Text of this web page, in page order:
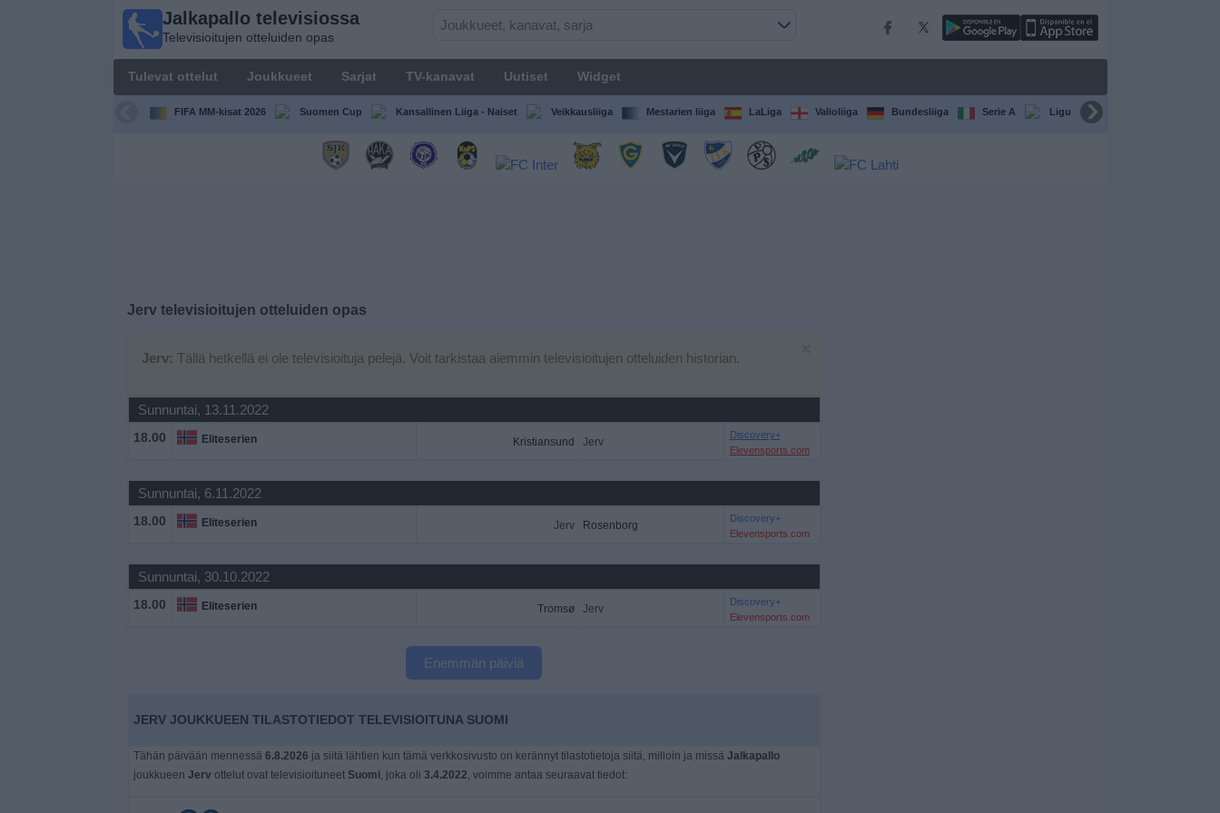
Jalkapallo televisiossa
Televisioitujen otteluiden opas
Tulevat ottelut Joukkueet Sarjat TV-kanavat Uutiset Widget
FIFA MM-kisat 2026 Suomen Cup Kansallinen Liiga - Naiset Veikkausliiga Mestarien liiga LaLiga Valioliiga Bundesliiga Serie A Ligue 1
Jervtelevisioitujen otteluiden opas
Jerv: Tällä hetkellä ei ole televisioituja pelejä. Voit tarkistaa aiemmin televisioitujen otteluiden historian.
Sunnuntai, 13.11.2022
18.00 Eliteserien Kristiansund Jerv
Discovery+
Elevensports.com
Sunnuntai, 6.11.2022
18.00 Eliteserien Jerv Rosenborg
Discovery+
Elevensports.com
Sunnuntai, 30.10.2022
18.00 Eliteserien Tromsø Jerv
Discovery+
Elevensports.com
Enemmän päiviä
JERV JOUKKUEEN TILASTOTIEDOT TELEVISIOITUNA SUOMI
Tähän päivään mennessä 6.8.2026 ja siitä lähtien kun tämä verkkosivusto on kerännyt tilastotietoja siitä, milloin ja missä Jalkapallo
joukkueen Jervottelut ovat televisioituneet Suomi, joka oli 3.4.2022, voimme antaa seuraavat tiedot:
Jalkapallo
televisiossa
Televisioitujen
otteluiden opas